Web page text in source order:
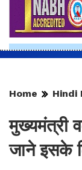
Home Hindi
मुख्यमंत्री
जाने इसके